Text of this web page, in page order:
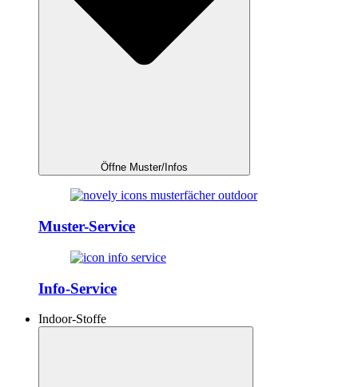
Öffne Muster/Infos
Muster-Service
Info-Service
Indoor-Stoffe